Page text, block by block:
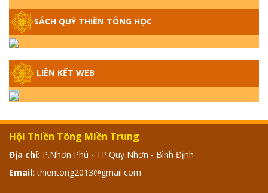
GIẢI ĐÁP THIỀN TÔNG ĐẶC BIỆT - P14 -
NGUỒN GỐC ÂM LỊCH DƯƠNG LỊCH -
TẦNG BÌNH LƯU LỚN ĐẾN ĐÂU
GIẢI ĐÁP THIỀN TÔNG ĐẶC BIỆT - P12 -
SỰ THẬT VỀ ĐẠI HỒNG THỦY? TRỜI ĐÁNH
THÁNH ĐÂM THẦN VẶN HỌNG?
SÁCH QUÝ THIỀN TÔNG HỌC
LIÊN KẾT WEB
Hội Thiền Tông Miền Trung
Địa chỉ: P.Nhơn Phú - TP.Quy Nhơn - Bình Định
Email: thientong2013@gmail.com